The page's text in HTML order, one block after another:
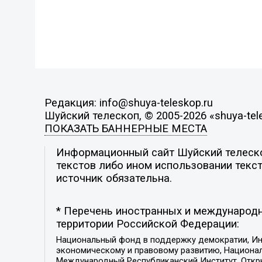
Редакция: info@shuya-teleskop.ru
Шуйский телескоп, © 2005-2026 «shuya-
ПОКАЗАТЬ БАННЕРНЫЕ МЕСТА
Информационный сайт Шуйский
текстов либо ином использовании
источник обязательна.
* Перечень иностранных и
территории Российской Федерации:
Национальный фонд в поддержку демократии,
экономическому и правовому развитию,